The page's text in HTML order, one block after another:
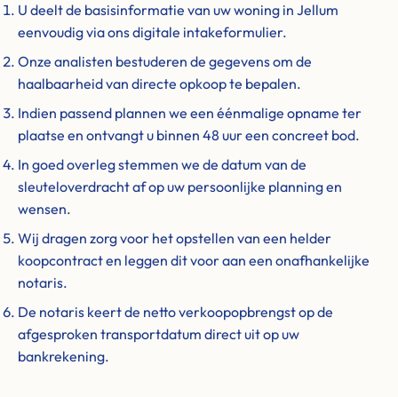
U deelt de basisinformatie van uw woning in Jellum
eenvoudig via ons digitale intakeformulier.
Onze analisten bestuderen de gegevens om de
haalbaarheid van directe opkoop te bepalen.
Indien passend plannen we een éénmalige opname ter
plaatse en ontvangt u binnen 48 uur een concreet bod.
In goed overleg stemmen we de datum van de
sleuteloverdracht af op uw persoonlijke planning en
wensen.
Wij dragen zorg voor het opstellen van een helder
koopcontract en leggen dit voor aan een onafhankelijke
notaris.
De notaris keert de netto verkoopopbrengst op de
afgesproken transportdatum direct uit op uw
bankrekening.